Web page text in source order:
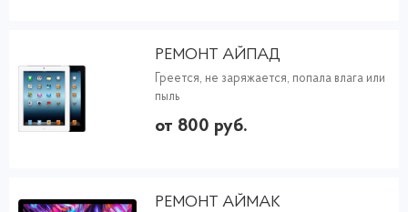
РЕМОНТ АЙПАД
Греется, не заряжается, попала влага или
пыль
от 800 руб.
РЕМОНТ АЙМАК